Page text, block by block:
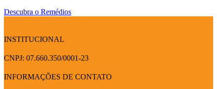
Descubra o Remédios
INSTITUCIONAL
CNPJ: 07.660.350/0001-23
INFORMAÇÕES DE CONTATO